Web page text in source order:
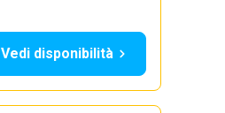
Vedi disponibilità